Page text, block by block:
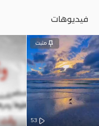
فيديوهات
53
مثبت